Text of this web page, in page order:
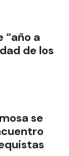
“año a
de los
se